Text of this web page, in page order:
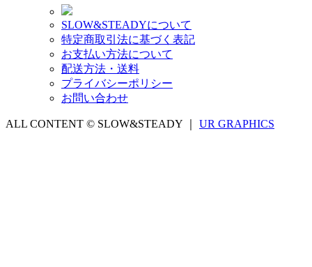
SLOW&STEADYについて
特定商取引法に基づく表記
お支払い方法について
配送方法・送料
プライバシーポリシー
お問い合わせ
ALL CONTENT © SLOW&STEADY ｜ UR GRAPHICS